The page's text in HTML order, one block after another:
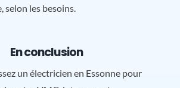
selon les besoins.
En conclusion
un électricien en Essonne pour